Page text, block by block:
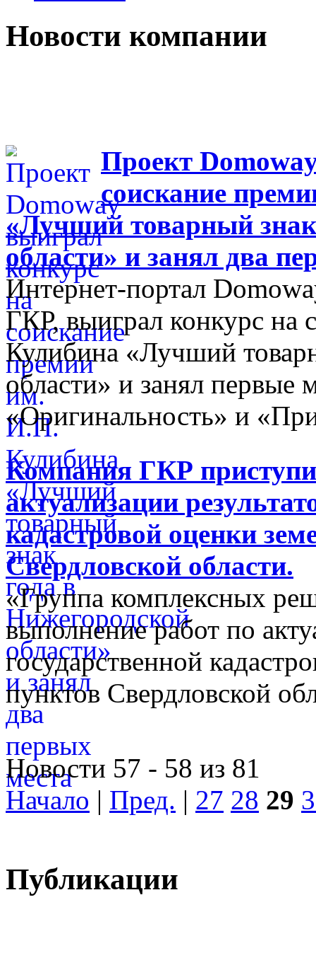
Новости компании
Проект
соискание
«Лучший товарный
области» и занял два
Интернет-портал
ГКР, выиграл конкурс
Кулибина «Лучший
области» и занял первые
«Оригинальность» и
Компания ГКР
актуализации
кадастровой оценки
Свердловской области.
«Группа комплексных
выполнение работ по
государственной
пунктов Свердловской
Новости 57 - 58 из 81
Начало | Пред. | 27 28 29
Публикации